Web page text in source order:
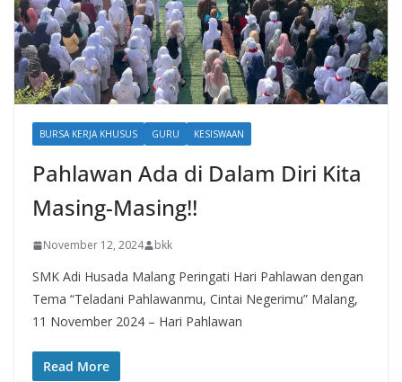
BURSA KERJA KHUSUS GURU KESISWAAN
Pahlawan Ada di Dalam Diri Kita
Masing-Masing!!
November 12, 2024 bkk
SMK Adi Husada Malang Peringati Hari Pahlawan dengan
Tema “Teladani Pahlawanmu, Cintai Negerimu” Malang,
11 November 2024 – Hari Pahlawan
Read More